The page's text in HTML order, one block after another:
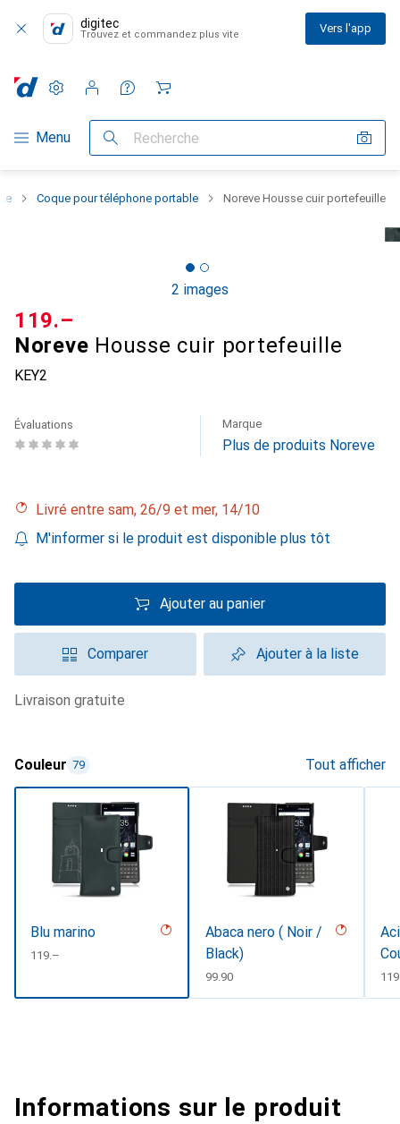
digitec
Trouvez et commandez plus vite Vers l'app
Navigation par catégorie
Menu Recherche
Paramètres
Compte client
Listes de comparaison
Listes d'envies
Panier
Coque pour téléphone portable Noreve Housse cuir portefeuille
2 images
Noreve Housse cuir portefeuille
KEY2
CHF
119.–
Évaluations Marque
Plus de produits Noreve
Livré entre sam, 26/9 et mer, 14/10
M'informer si le produit est disponible plus tôt
Ajouter au panier
Comparer Ajouter à la liste
livraison gratuite
Couleur 79 Tout afficher
Blu marino
CHF
119.–
Abaca nero ( Noir /
Black)
CHF
99.90
Informations sur le produit